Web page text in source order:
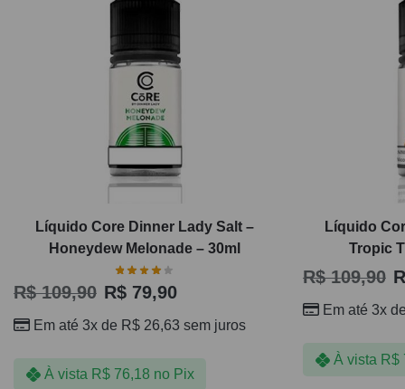
Líquido Core Dinner Lady Salt –
Honeydew Melonade – 30ml
R$109,90 R$ 79,90
Em até 3x de R$ 26,63 sem juros
À vista R$76,18 no Pix
Líquido
Tropic
R$109,90
Em até 3x
À vista R$